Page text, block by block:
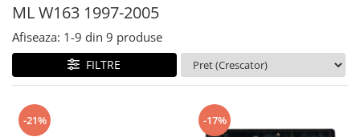
Audi
Mercedes Benz
Ford
Skoda
ML W163 1997-2005
Afiseaza: 1-9 din 9 produse
FILTRE
-21% -17%